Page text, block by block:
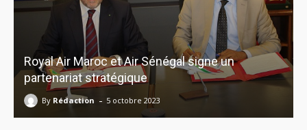
Royal Air Maroc et Air Sénégal signe un
partenariat stratégique
By Rédaction - 5 octobre 2023